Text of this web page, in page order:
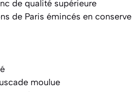
de qualité supérieure
de Paris émincés en conserve
moulue